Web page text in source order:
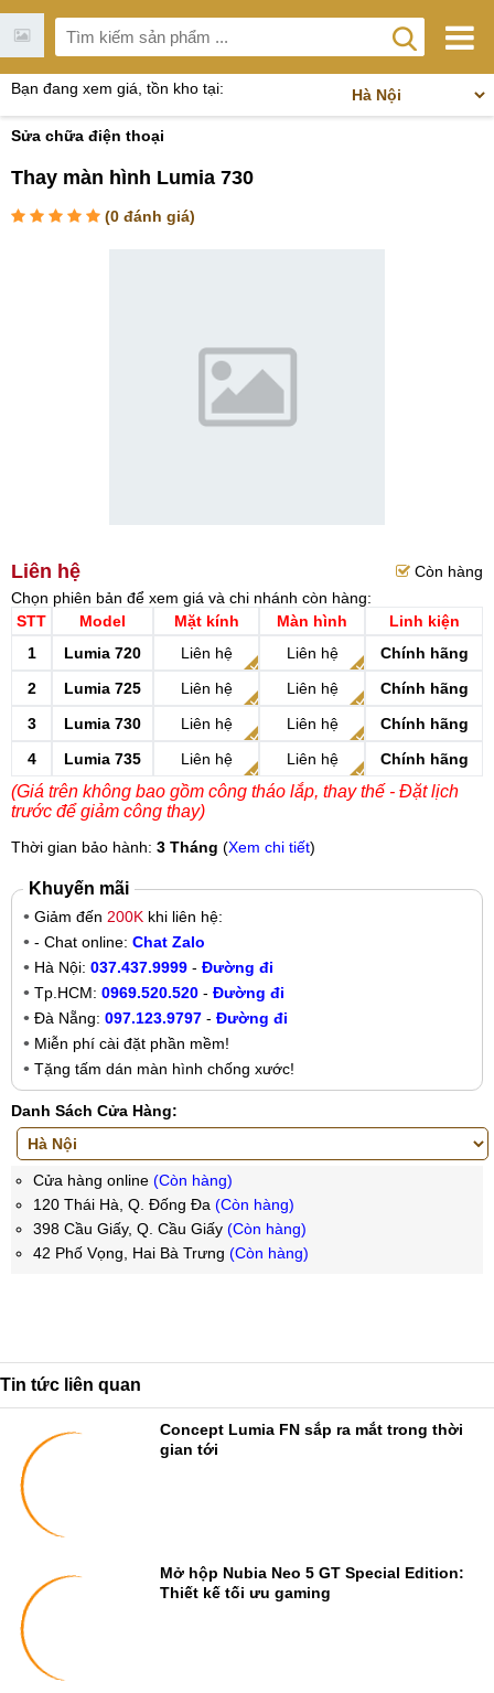
Bạn đang xem giá, tồn kho tại:
Sửa chữa điện thoại
Thay màn hình Lumia 730
(0 đánh giá)
Liên hệ
Còn hàng
Chọn phiên bản để xem giá và chi nhánh còn hàng:
STT
Model Mặt kính Màn hình
Linh kiện
1
Lumia 720 Liên hệ Liên hệ
Chính hãng
2
Lumia 725 Liên hệ Liên hệ
Chính hãng
3
Lumia 730 Liên hệ Liên hệ
Chính hãng
4
Lumia 735 Liên hệ Liên hệ Chính hãng
(Giá trên không bao gồm công tháo lắp, thay thế - Đặt lịch
trước để giảm công thay)
Thời gian bảo hành: 3 Tháng (Xem chi tiết)
Khuyến mãi
Giảm đến 200K khi liên hệ:
- Chat online: Chat Zalo
Hà Nội: 037.437.9999 - Đường đi
Tp.HCM: 0969.520.520 - Đường đi
Đà Nẵng: 097.123.9797 - Đường đi
Miễn phí cài đặt phần mềm!
Tặng tấm dán màn hình chống xước!
Danh Sách Cửa Hàng:
Cửa hàng online (Còn hàng)
120 Thái Hà, Q. Đống Đa (Còn hàng)
398 Cầu Giấy, Q. Cầu Giấy (Còn hàng)
42 Phố Vọng, Hai Bà Trưng (Còn hàng)
Tin tức liên quan
Concept Lumia FN sắp ra mắt trong thời
gian tới
Mở hộp Nubia Neo 5 GT Special Edition:
Thiết kế tối ưu gaming